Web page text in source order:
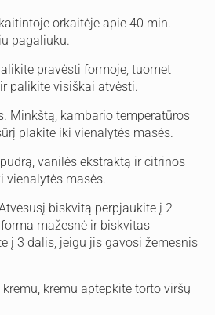
orkaitėje apie 40 min.
pagaliuku.
pravėsti formoje, tuomet
palikite visiškai atvėsti.
Minkštą, kambario temperatūros
plakite iki vienalytės masės.
vanilės ekstraktą ir citrinos
vienalytės masės.
biskvitą perpjaukite į 2
mažesnė ir biskvitas
į 3 dalis, jeigu jis gavosi žemesnis
kremu aptepkite torto viršų